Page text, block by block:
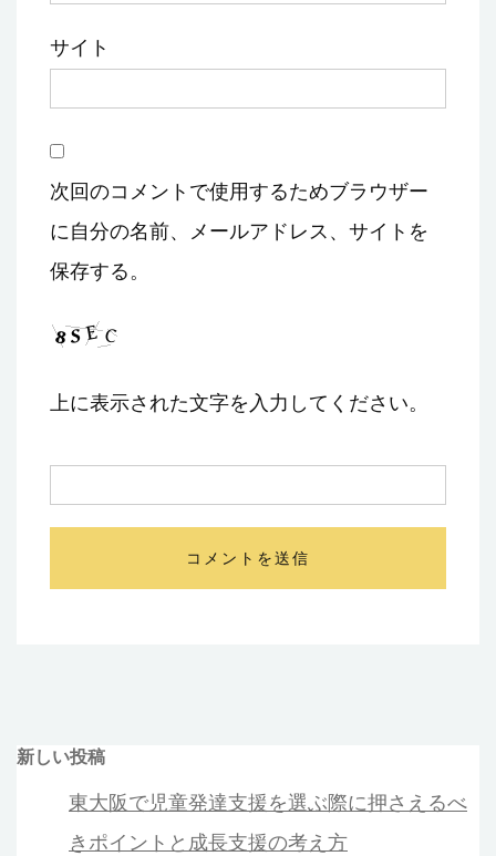
サイト
次回のコメントで使用するためブラウザー
に自分の名前、メールアドレス、サイトを
保存する。
上に表示された文字を入力してください。
新しい投稿
東大阪で児童発達支援を選ぶ際に押さえるべ
きポイントと成長支援の考え方